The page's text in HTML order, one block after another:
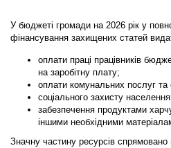
У бюджеті громади на 2026 рік у
фінансування захищених статей
оплати праці працівників
на заробітну плату;
оплати комунальних послуг та
соціального захисту
забезпечення продуктами
іншими необхідними
Значну частину ресурсів спрямовано